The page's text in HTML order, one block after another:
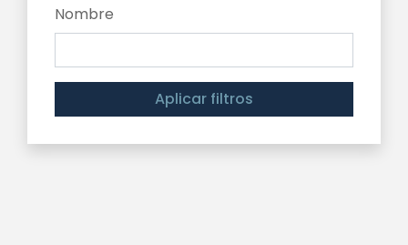
Nombre
Aplicar filtros